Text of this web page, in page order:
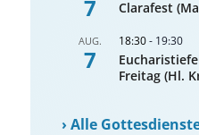
7 Clarafest
AUG.
7
18:30- 19:30
Freitag (Hl.
›Alle